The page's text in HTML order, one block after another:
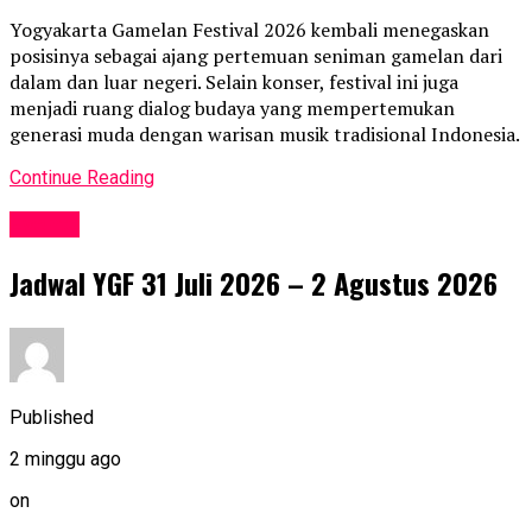
Yogyakarta Gamelan Festival 2026 kembali menegaskan
posisinya sebagai ajang pertemuan seniman gamelan dari
dalam dan luar negeri. Selain konser, festival ini juga
menjadi ruang dialog budaya yang mempertemukan
generasi muda dengan warisan musik tradisional Indonesia.
Continue Reading
Jadwal YGF 31 Juli 2026 – 2 Agustus 2026
Published
2 minggu ago
on